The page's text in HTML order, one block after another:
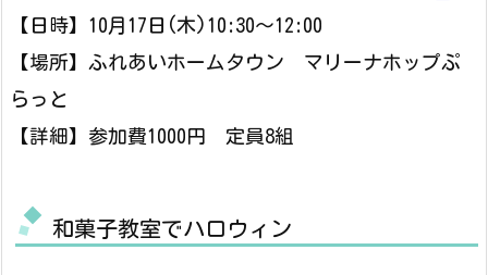
【日時】10月17日(木)10:30～12:00
【場所】ふれあいホームタウン マリーナホップぷ
らっと
【詳細】参加費1000円 定員8組
和菓子教室でハロウィン